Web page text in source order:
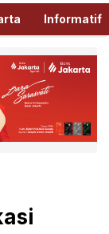
Informatif